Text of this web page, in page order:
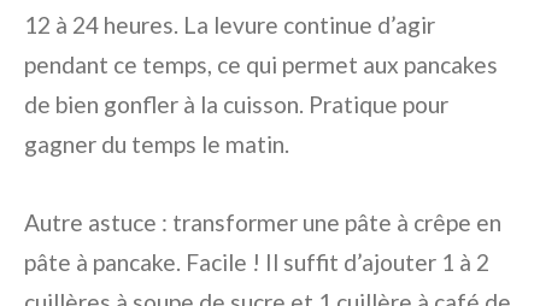
12 à 24 heures. La levure continue d’agir
pendant ce temps, ce qui permet aux pancakes
de bien gonfler à la cuisson. Pratique pour
gagner du temps le matin.
Autre astuce : transformer une pâte à crêpe en
pâte à pancake. Facile ! Il suffit d’ajouter 1 à 2